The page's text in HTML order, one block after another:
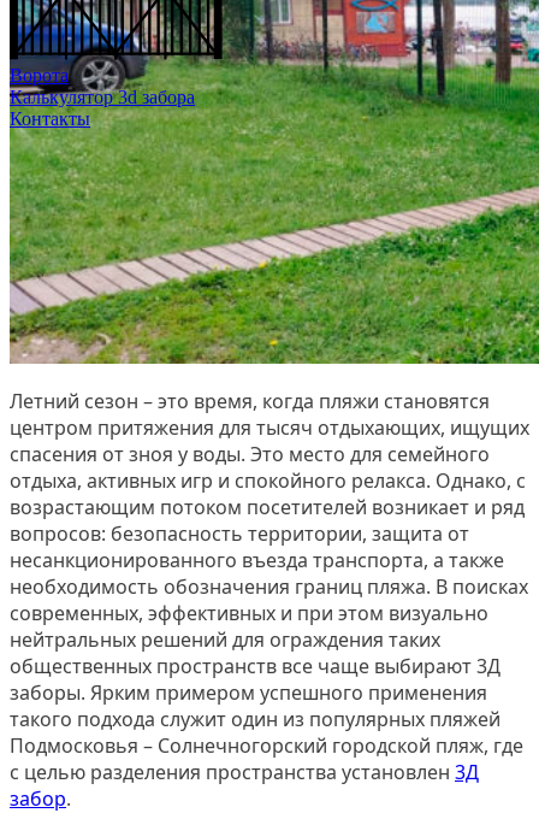
Ворота
Калькулятор 3d забора
Контакты
Летний сезон – это время, когда пляжи становятся
центром притяжения для тысяч отдыхающих, ищущих
спасения от зноя у воды. Это место для семейного
отдыха, активных игр и спокойного релакса. Однако, с
возрастающим потоком посетителей возникает и ряд
вопросов: безопасность территории, защита от
несанкционированного въезда транспорта, а также
необходимость обозначения границ пляжа. В поисках
современных, эффективных и при этом визуально
нейтральных решений для ограждения таких
общественных пространств все чаще выбирают 3Д
заборы. Ярким примером успешного применения
такого подхода служит один из популярных пляжей
Подмосковья – Солнечногорский городской пляж, где
с целью разделения пространства установлен 3Д
забор.